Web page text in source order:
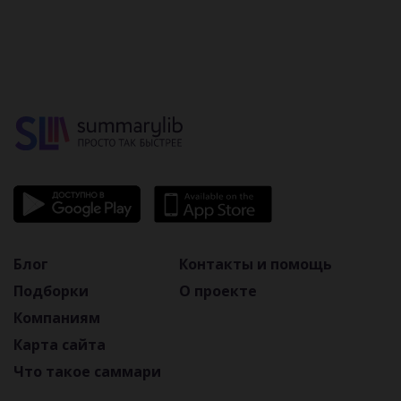
Блог
Подборки
Компаниям
Карта сайта
Что такое саммари
Контакты и помощь
О проекте